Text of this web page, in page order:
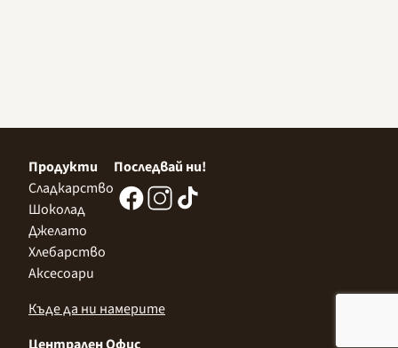
Продукти
Сладкарство
Шоколад
Джелато
Хлебарство
Аксесоари
Последвай ни!
Къде да ни намерите